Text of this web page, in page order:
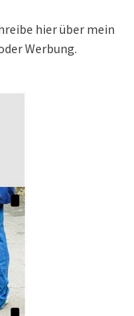
hier über mein
Werbung.